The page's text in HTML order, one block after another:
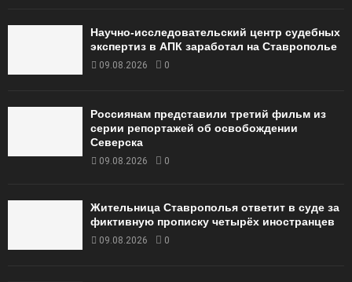
Научно-исследовательский центр судебных
экспертиз в АПК заработал на Ставрополье
09.08.2026 0
Россиянам представили третий фильм из
серии репортажей об освобождении
Северска
09.08.2026 0
Жительница Ставрополья ответит в суде за
фиктивную прописку четырёх иностранцев
09.08.2026 0